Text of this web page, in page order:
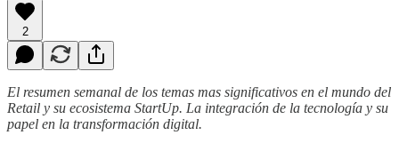
2
El resumen semanal de los temas mas significativos en el mundo del
Retail y su ecosistema StartUp. La integración de la tecnología y su
papel en la transformación digital.